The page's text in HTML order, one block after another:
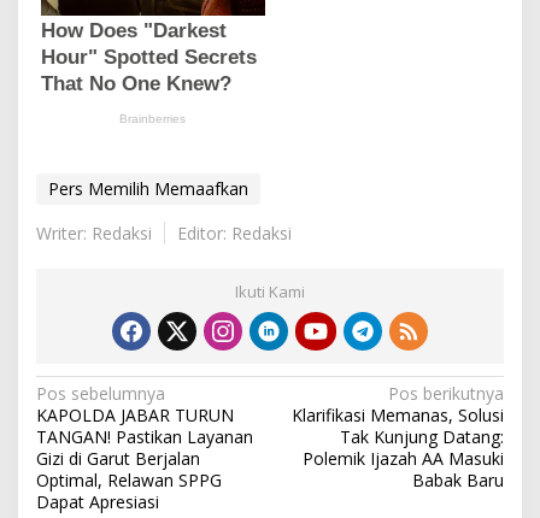
Pers Memilih Memaafkan
Writer: Redaksi
Editor: Redaksi
Ikuti Kami
N
a
v
i
Pos sebelumnya
KAPOLDA JABAR TURUN
TANGAN! Pastikan Layanan
Gizi di Garut Berjalan
Optimal, Relawan SPPG
Dapat Apresiasi
Pos berikutnya
Klarifikasi Memanas, Solusi
Tak Kunjung Datang:
Polemik Ijazah AA Masuki
Babak Baru